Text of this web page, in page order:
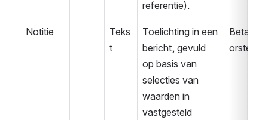
referentie).
Notitie
Teks
t
Toelichting in een
bericht, gevuld
op basis van
selecties van
waarden in
vastgesteld
Betaalvo
orstel